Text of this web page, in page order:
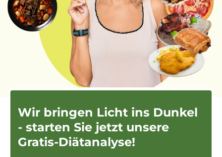
Wir bringen Licht ins Dunkel
- starten Sie jetzt unsere
Gratis-Diätanalyse!